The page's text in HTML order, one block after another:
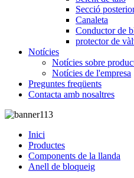
Secció
Canaleta
Conductor de
protector de
Notícies
Notícies sobre
Notícies de l'empresa
Preguntes freqüents
Contacta amb nosaltres
Inici
Productes
Components de la llanda
Anell de bloqueig